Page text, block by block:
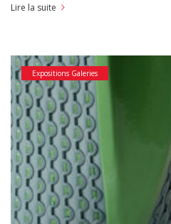
Lire la suite
Expositions Galeries